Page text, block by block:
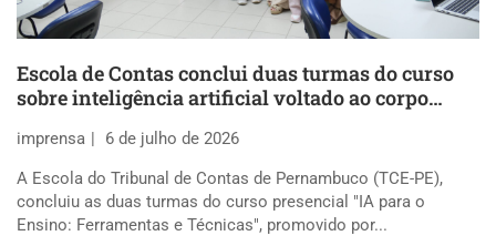
Escola de Contas conclui duas turmas do curso
sobre inteligência artificial voltado ao corpo
imprensa
6 de julho de 2026
A Escola do Tribunal de Contas de Pernambuco (TCE-PE),
concluiu as duas turmas do curso presencial "IA para o
Ensino: Ferramentas e Técnicas", promovido por...